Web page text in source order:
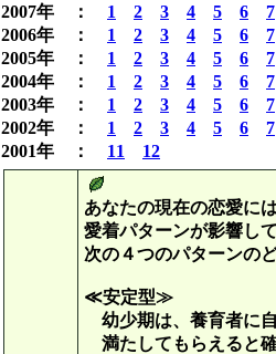
2007年 ： 1 2 3 4 5 6
7
2006年 ： 1 2 3 4 5 6
7
2005年 ： 1 2 3 4 5 6
7
2004年 ： 1 2 3 4 5 6
7
2003年 ： 1 2 3 4 5 6
7
2002年 ： 1 2 3 4 5 6
7
2001年 ： 11 12
あなたの現在の恋愛に
愛着パターンが影響し
次の４つのパターンの
≪安定型≫
幼少期は、養育者に
満たしてもらえると